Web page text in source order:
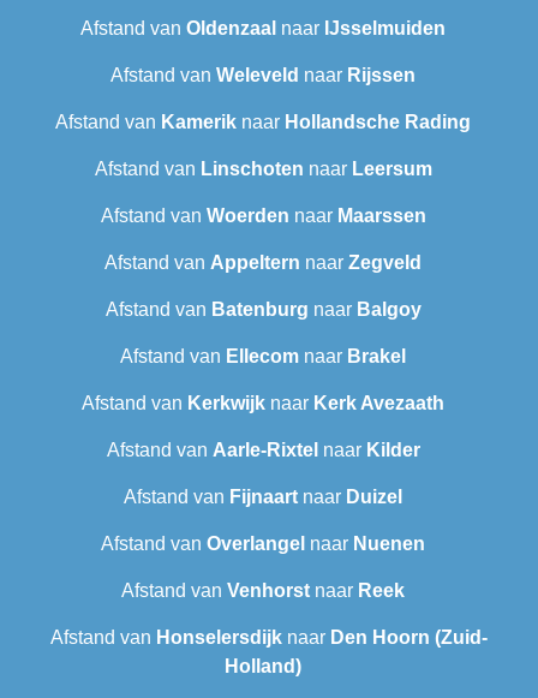
Afstand van Oldenzaal naar IJsselmuiden
Afstand van Weleveld naar Rijssen
Afstand van Kamerik naar Hollandsche Rading
Afstand van Linschoten naar Leersum
Afstand van Woerden naar Maarssen
Afstand van Appeltern naar Zegveld
Afstand van Batenburg naar Balgoy
Afstand van Ellecom naar Brakel
Afstand van Kerkwijk naar Kerk Avezaath
Afstand van Aarle-Rixtel naar Kilder
Afstand van Fijnaart naar Duizel
Afstand van Overlangel naar Nuenen
Afstand van Venhorst naar Reek
Afstand van Honselersdijk naar Den Hoorn (Zuid-
Holland)